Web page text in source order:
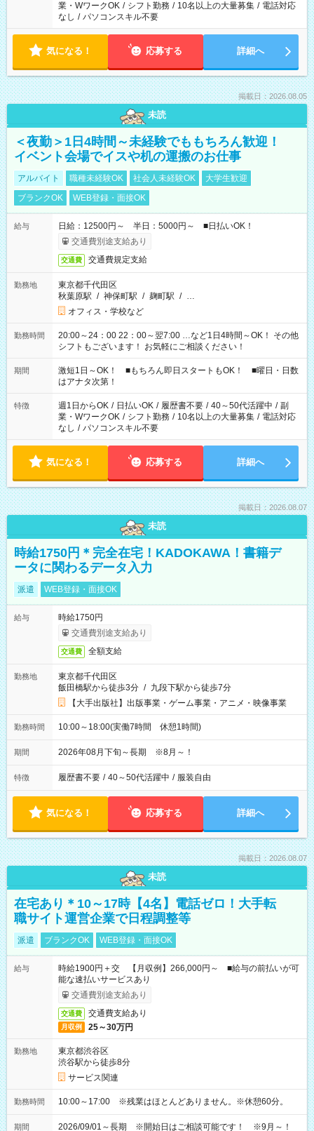
業・WワークOK / シフト勤務 / 10名以上の大量募集 / 電話対応
なし / パソコンスキル不要
気になる！ 応募する 詳細へ
掲載日：2026.08.05
未読
＜夜勤＞1日4時間～未経験でももちろん歓迎！
イベント会場でイスや机の運搬のお仕事
アルバイト 職種未経験OK 社会人未経験OK
大学生歓迎
ブランクOK
WEB登録・面接OK
給与
日給：12500円～ 半日：5000円～ ■日払いOK！
交通費別途支給あり
交通費 交通費規定支給
勤務地
東京都千代田区
秋葉原駅 / 神保町駅 / 麹町駅 / …
オフィス・学校など
勤務時間
20:00～24：00 22：00～翌7:00 …など1日4時間～OK！ その他
シフトもございます！ お気軽にご相談ください！
期間
激短1日～OK！ ■もちろん即日スタートもOK！ ■曜日・日数
はアナタ次第！
特徴 週1日からOK / 日払いOK / 履歴書不要 / 40～50代活躍中 / 副
業・WワークOK / シフト勤務 / 10名以上の大量募集 / 電話対応
なし / パソコンスキル不要
気になる！ 応募する 詳細へ
掲載日：2026.08.07
未読
時給1750円＊完全在宅！KADOKAWA！書籍デ
ータに関わるデータ入力
派遣 WEB登録・面接OK
給与
時給1750円
交通費別途支給あり
交通費 全額支給
勤務地
東京都千代田区
飯田橋駅から徒歩3分 / 九段下駅から徒歩7分
【大手出版社】出版事業・ゲーム事業・アニメ・映像事業
勤務時間 10:00～18:00(実働7時間 休憩1時間)
期間 2026年08月下旬～長期 ※8月～！
特徴 履歴書不要 / 40～50代活躍中 / 服装自由
気になる！ 応募する 詳細へ
掲載日：2026.08.07
未読
在宅あり＊10～17時【4名】電話ゼロ！大手転
職サイト運営企業で日程調整等
派遣 ブランクOK WEB登録・面接OK
給与
時給1900円＋交 【月収例】266,000円～ ■給与の前払いが可
能な速払いサービスあり
交通費別途支給あり
交通費 交通費支給あり
月収例 25～30万円
勤務地
東京都渋谷区
渋谷駅から徒歩8分
サービス関連
勤務時間 10:00～17:00 ※残業はほとんどありません。※休憩60分。
期間 2026/09/01～長期 ※開始日はご相談可能です！ ※9月～！